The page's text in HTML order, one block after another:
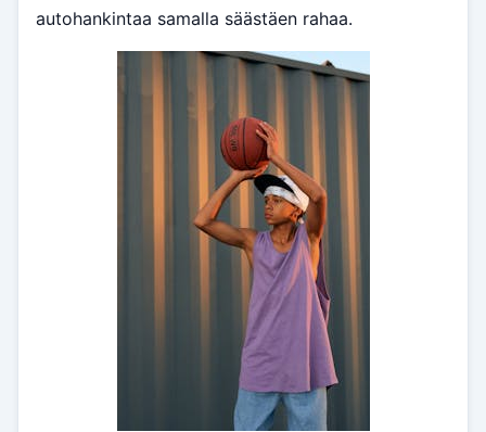
autohankintaa samalla säästäen rahaa.